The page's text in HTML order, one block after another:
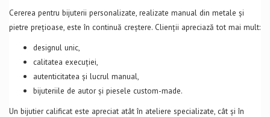
Cererea pentru bijuterii personalizate, realizate manual din metale și
pietre prețioase, este în continuă creștere. Clienții apreciază tot mai mult:
designul unic,
calitatea execuției,
autenticitatea și lucrul manual,
bijuteriile de autor și piesele custom-made.
Un bijutier calificat este apreciat atât în ateliere specializate, cât și în